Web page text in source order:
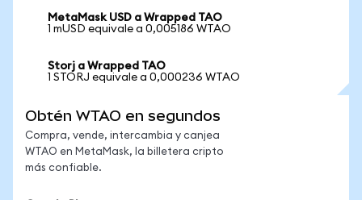
MetaMask USD a Wrapped TAO
1 mUSD equivale a 0,005186 WTAO
Storj a Wrapped TAO
1 STORJ equivale a 0,000236 WTAO
Obtén WTAO en segundos
Compra, vende, intercambia y canjea
WTAO en MetaMask, la billetera cripto
más confiable.